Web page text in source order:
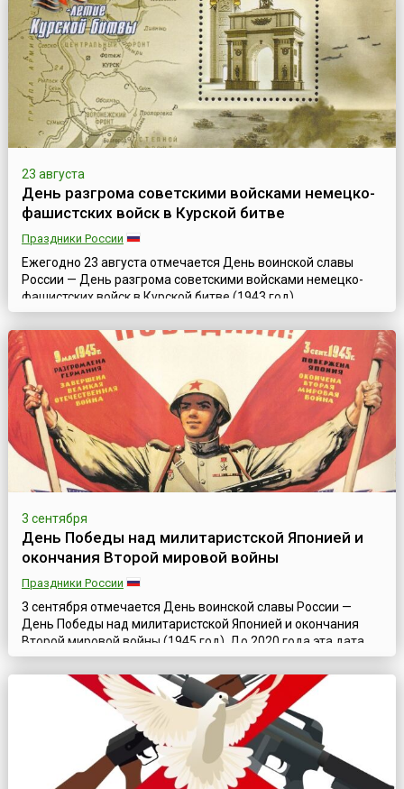
фашизмом. Дата 19 августа ...
23 августа
День разгрома советскими войсками немецко-
фашистских войск в Курской битве
Праздники России
Ежегодно 23 августа отмечается День воинской славы
России — День разгрома советскими войсками немецко-
фашистских войск в Курской битве (1943 год),
установленный Федеральным законом № 32-ФЗ от 13
марта 1995 года «О днях воинской славы (победных днях)
России».Курская битва явилась решающей в обеспечении
коренного перелома в ходе Великой Отечественной войны
и одной из крупнейших битв Второй миров...
3 сентября
День Победы над милитаристской Японией и
окончания Второй мировой войны
Праздники России
3 сентября отмечается День воинской славы России —
День Победы над милитаристской Японией и окончания
Второй мировой войны (1945 год). До 2020 года эта дата,
как День окончания Второй мировой войны, отмечалась 2
сентября, согласно Федеральному закону «О внесении
изменений в статью 1(1) Федерального закона «О днях
воинской славы и памятных датах России»» от 23 июля
2010 года. Но в апреле 2020 г...